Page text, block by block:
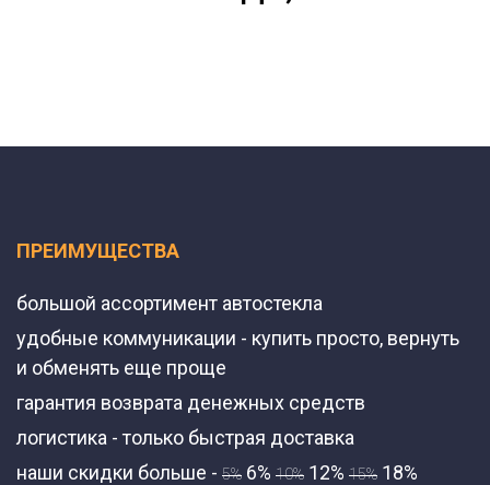
ПРЕИМУЩЕСТВА
большой ассортимент автостекла
удобные коммуникации - купить просто, вернуть
и обменять еще проще
гарантия возврата денежных средств
логистика - только быстрая доставка
наши скидки больше - 5% 6% 10% 12% 15% 18%